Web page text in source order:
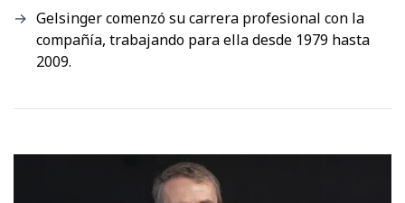
Gelsinger comenzó su carrera profesional con la
compañía, trabajando para ella desde 1979 hasta
2009.